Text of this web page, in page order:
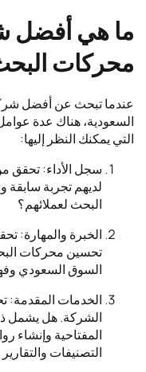
ما هي أفضل
محركات
عندما تبحث عن أفضل
السعودية، هناك عدة
التي يمكنك النظر إليها:
سجل الأداء: تحقق
لديهم تجربة
البحث لعملائهم؟
الخبرة والمهارة:
تحسين محركات
السوق السعودي
الخدمات المقدمة:
الشركة. هل يشمل
المفتاحية وإنشاء
التصنيفات